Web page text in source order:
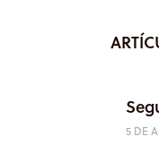
5 DE